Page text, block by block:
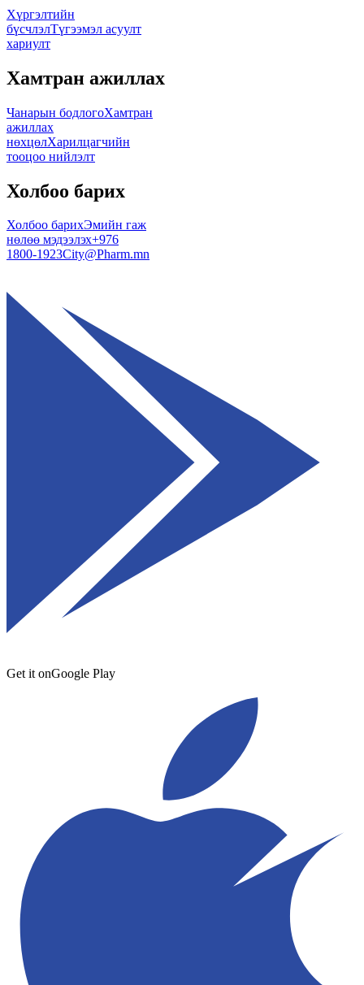
Хүргэлтийн
бүсчлэлТүгээмэл асуулт
хариулт
Хамтран ажиллах
Чанарын бодлогоХамтран
ажиллах
нөхцөлХарилцагчийн
тооцоо нийлэлт
Холбоо барих
Холбоо барихЭмийн гаж
нөлөө мэдээлэх+976
1800-1923City@Pharm.mn
Get it onGoogle Play